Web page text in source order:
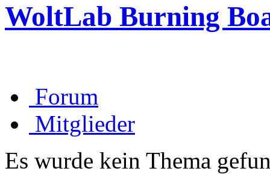
WoltLab Burning
Forum
Mitglieder
Es wurde kein Thema